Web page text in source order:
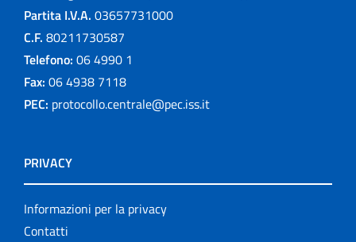
Partita I.V.A. 03657731000
C.F. 80211730587
Telefono: 06 4990 1
Fax: 06 4938 7118
PEC: protocollo.centrale@pec.iss.it
PRIVACY
Informazioni per la privacy
Contatti